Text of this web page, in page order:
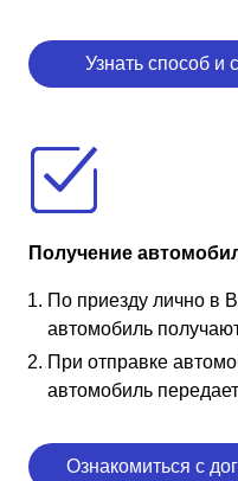
Узнать способ и
Получение
По приезду лично в
автомобиль
При отправке
автомобиль
Ознакомиться с